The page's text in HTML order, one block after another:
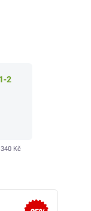
2
340 Kč